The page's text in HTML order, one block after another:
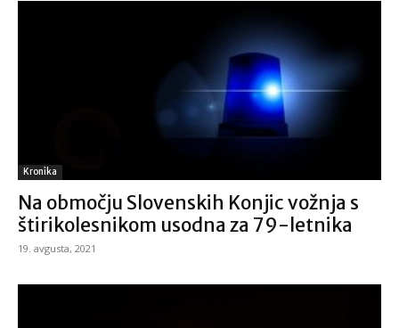
Kronika
Na območju Slovenskih Konjic vožnja s
štirikolesnikom usodna za 79-letnika
19. avgusta, 2021